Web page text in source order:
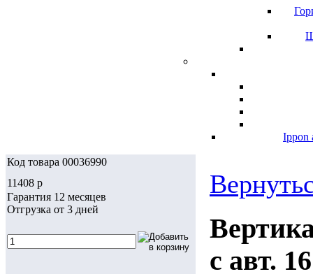
Ippon
Код товара 00036990
11408 p
Гарантия 12 месяцев
Отгрузка от 3 дней
с авт.